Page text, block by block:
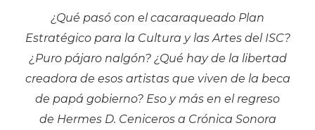
¿Qué pasó con el cacaraqueado Plan
Estratégico para la Cultura y las Artes del ISC?
¿Puro pájaro nalgón? ¿Qué hay de la libertad
creadora de esos artistas que viven de la beca
de papá gobierno? Eso y más en el regreso
de Hermes D. Ceniceros a Crónica Sonora